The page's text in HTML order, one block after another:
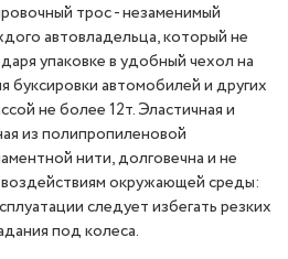
трос - незаменимый
автовладельца, который не
упаковке в удобный чехол на
буксировки автомобилей и других
не более 12т. Эластичная и
из полипропиленовой
нити, долговечна и не
окружающей среды:
следует избегать резких
под колеса.